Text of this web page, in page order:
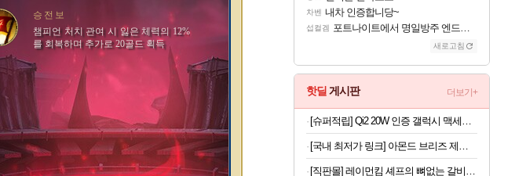
승전보
챔피언 처치 관여 시 잃은 체력의 12%
를 회복하며 추가로 20골드 획득
차벤 내차 인증합니당~
섭컬겜 포트나이트에서 명일방주 엔드필드 [펠리카] 판매 예정
새로고침
핫딜 게시판 더보기+